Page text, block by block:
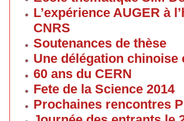
L’expérience AUGER à
CNRS
Soutenances de thèse
Une délégation
60 ans du CERN
Fete de la Science 2014
Prochaines rencontres